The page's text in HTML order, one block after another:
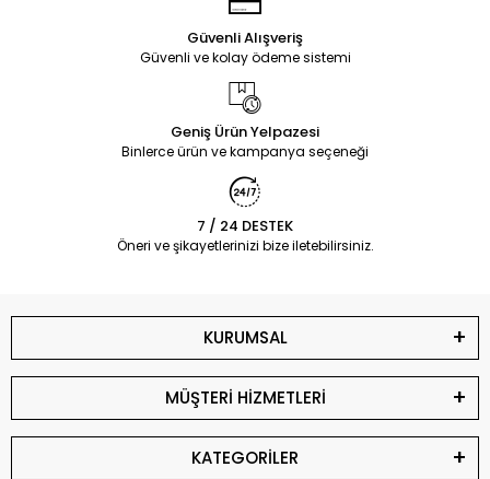
Güvenli Alışveriş
Güvenli ve kolay ödeme sistemi
Geniş Ürün Yelpazesi
Binlerce ürün ve kampanya seçeneği
7 / 24 DESTEK
Öneri ve şikayetlerinizi bize iletebilirsiniz.
KURUMSAL
MÜŞTERİ HİZMETLERİ
KATEGORİLER